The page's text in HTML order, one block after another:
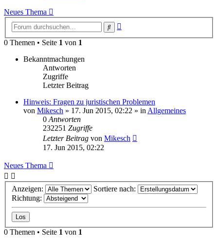
Neues Thema
Suche
0 Themen • Seite 1 von 1
Bekanntmachungen
Antworten
Zugriffe
Letzter Beitrag
Hinweis: Fragen zu juristischen Problemen
von Mikesch » 17. Jun 2015, 02:22 » in Allgemeines
0 Antworten
232251 Zugriffe
Letzter Beitrag von Mikesch
17. Jun 2015, 02:22
Neues Thema
Anzeigen:
Sortiere nach:
Richtung:
0 Themen • Seite 1 von 1